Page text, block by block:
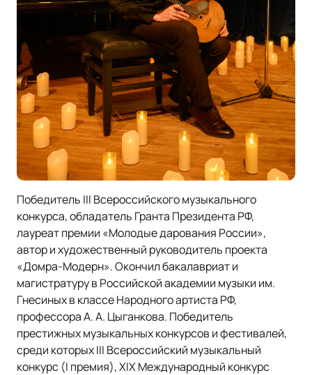
Победитель III Всероссийского музыкального
конкурса, обладатель Гранта Президента РФ,
лауреат премии «Молодые дарования России»,
автор и художественный руководитель проекта
«Домра-Модерн». Окончил бакалавриат и
магистратуру в Российской академии музыки им.
Гнесиных в классе Народного артиста РФ,
профессора А. А. Цыганкова. Победитель
престижных музыкальных конкурсов и фестивалей,
среди которых III Всероссийский музыкальный
конкурс (I премия), XIX Международный конкурс